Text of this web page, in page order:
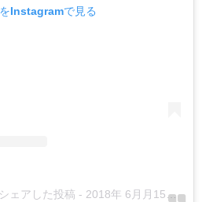
Instagramで見る
ェアした投稿 - 2018年 6月月15日午後9時22分PDT